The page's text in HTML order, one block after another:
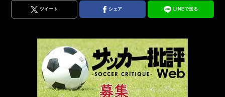
ツイート シェア LINEで送る